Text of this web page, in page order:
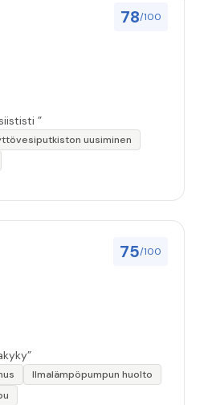
78/100
”
uusiminen
75/100
Ilmalämpöpumpun huolto